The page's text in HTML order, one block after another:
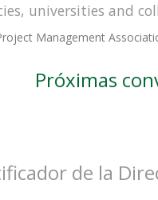
universities and
Management
Próximas
de la